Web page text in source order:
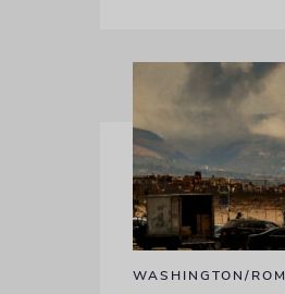
WASHINGTON/ROM